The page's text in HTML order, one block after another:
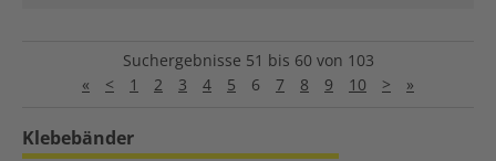
Suchergebnisse 51 bis 60 von 103
«
< 1 2 3 4 5 6 7 8 9 10 > »
Klebebänder